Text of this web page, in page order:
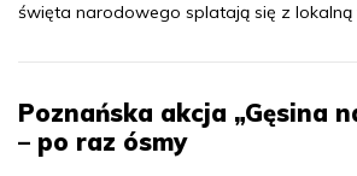
święta narodowego splatają się z lokalną
Poznańska akcja „Gęsina
– po raz ósmy